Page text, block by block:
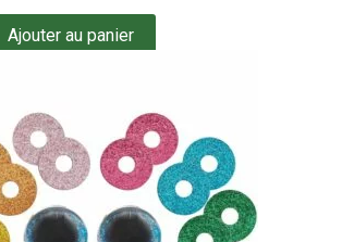
Ajouter au panier